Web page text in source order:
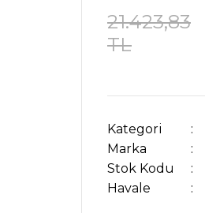
21.423,83
TL
Kategori
Marka
Stok Kodu
Havale